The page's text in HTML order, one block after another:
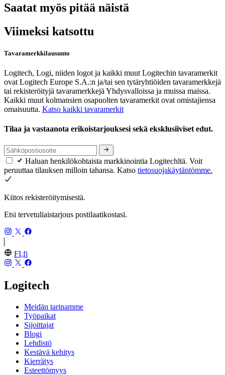
Saatat myös pitää näistä
Viimeksi katsottu
Tavaramerkkilausunto
Logitech, Logi, niiden logot ja kaikki muut Logitechin tavaramerkit
ovat Logitech Europe S.A.:n ja/tai sen tytäryhtiöiden tavaramerkkejä
tai rekisteröityjä tavaramerkkejä Yhdysvalloissa ja muissa maissa.
Kaikki muut kolmansien osapuolten tavaramerkit ovat omistajiensa
omaisuutta. Katso kaikki tavaramerkit
Tilaa ja vastaanota erikoistarjouksesi sekä eksklusiiviset edut.
Haluan henkilökohtaista markkinointia Logitechltä. Voit
peruuttaa tilauksen milloin tahansa. Katso tietosuojakäytäntömme.
Kiitos rekisteröitymisestä.
Etsi tervetuliaistarjous postilaatikostasi.
FI,fi
Logitech
Meidän tarinamme
Työpaikat
Sijoittajat
Blogi
Lehdistö
Kestävä kehitys
Kierrätys
Esteettömyys